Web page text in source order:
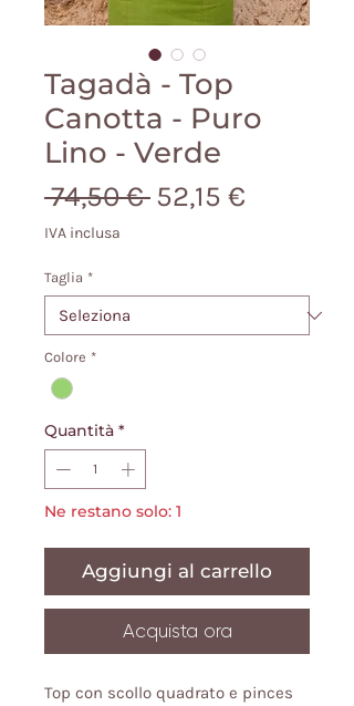
Tagadà - Top
Canotta - Puro
Lino - Verde
74,50 € Prezzo
52,15 €
IVA inclusa
Taglia *
Colore *
Quantità *
Ne restano solo: 1
Aggiungi al carrello
Acquista ora
Top con scollo quadrato e pinces